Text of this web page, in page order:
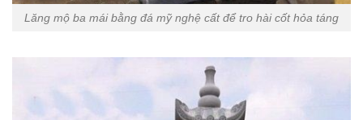
Lăng mộ ba mái bằng đá mỹ nghệ cất để tro hài cốt hỏa táng